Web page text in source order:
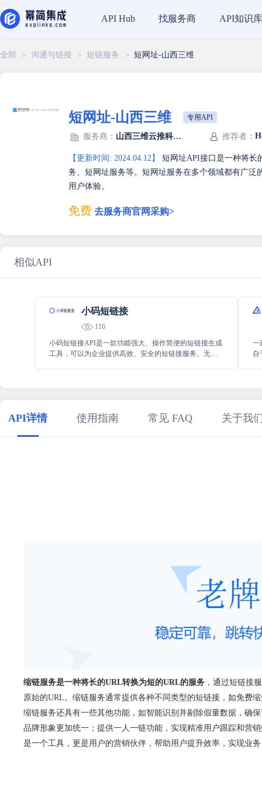
API Hub 找服务商 API知识库
全部 > 沟通与链接 > 短链服务 > 短网址-山西三维
短网址-山西三维 专用API
服务商： 山西三维云推科技有限公司 推荐者：
【更新时间: 2024.04.12】
短网址API接口是一种将长
务、短网址服务等。短网址服务在多个领域都有广
用户体验。
免费 去服务商官网采购>
相似API
小码短链接
116
小码短链接API是一款功能强大、操作简便的短链接生成
工具，可以为企业提供高效、安全的短链接服务。无论
一
自
API详情 使用指南 常见 FAQ 关于我
缩链服务是一种将长的URL转换为短的URL的服务 ，通过短链接
原始的URL。缩链服务通常提供各种不同类型的短链接，如免费
缩链服务还具有一些其他功能，如智能识别并剔除假量数据，确
品牌形象更加统一；提供一人一链功能，实现精准用户跟踪和营
是一个工具，更是用户的营销伙伴，帮助用户提升效率，实现业